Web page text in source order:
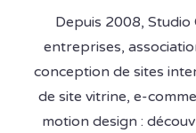
Depuis 2008,
entreprises,
conception de sites
de site vitrine, e-
motion design :